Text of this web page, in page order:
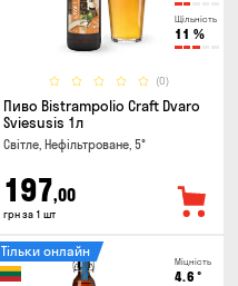
Щільність
11 %
(0)
Пиво Bistrampolio Craft Dvaro
Sviesusis 1л
Світле, Нефільтроване, 5°
197,00
грн за 1 шт
Міцність
4.6 °
Тільки онлайн